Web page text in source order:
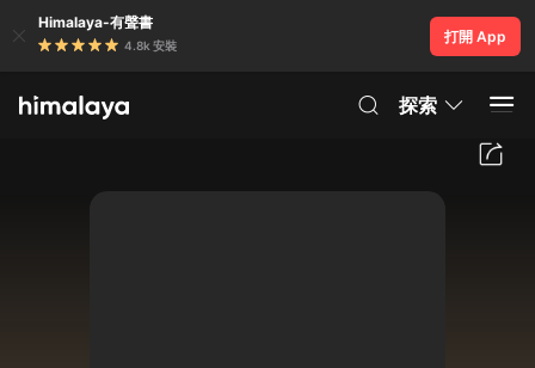
Himalaya-有聲書
4.8k 安裝
打開 App
探索